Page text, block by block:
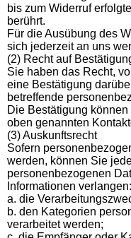
bis zum Widerruf
berührt.
Für die Ausübung des
sich jederzeit an uns
(2) Recht auf
Sie haben das Recht,
eine Bestätigung
betreffende
Die Bestätigung
oben genannten
(3) Auskunftsrecht
Sofern
werden, können Sie
personenbezogenen
Informationen verlangen:
a. die
b. den Kategorien
verarbeitet werden;